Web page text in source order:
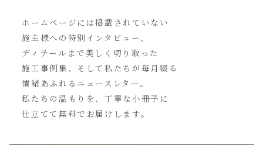
ホームページには掲載されていない
施主様への特別インタビュー、
ディテールまで美しく切り取った
施工事例集、そして私たちが毎月綴る
情緒あふれるニュースレター。
私たちの温もりを、丁寧な小冊子に
仕立てて無料でお届けします。